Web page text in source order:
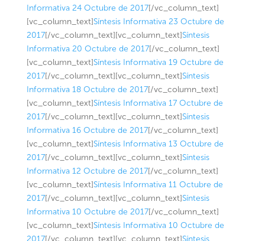
Informativa 24 Octubre de 2017[/vc_column_text]
[vc_column_text]Síntesis Informativa 23 Octubre de
2017[/vc_column_text][vc_column_text]Síntesis
Informativa 20 Octubre de 2017[/vc_column_text]
[vc_column_text]Síntesis Informativa 19 Octubre de
2017[/vc_column_text][vc_column_text]Síntesis
Informativa 18 Octubre de 2017[/vc_column_text]
[vc_column_text]Síntesis Informativa 17 Octubre de
2017[/vc_column_text][vc_column_text]Síntesis
Informativa 16 Octubre de 2017[/vc_column_text]
[vc_column_text]Síntesis Informativa 13 Octubre de
2017[/vc_column_text][vc_column_text]Síntesis
Informativa 12 Octubre de 2017[/vc_column_text]
[vc_column_text]Síntesis Informativa 11 Octubre de
2017[/vc_column_text][vc_column_text]Síntesis
Informativa 10 Octubre de 2017[/vc_column_text]
[vc_column_text]Síntesis Informativa 10 Octubre de
2017[/vc_column_text][vc_column_text]Síntesis